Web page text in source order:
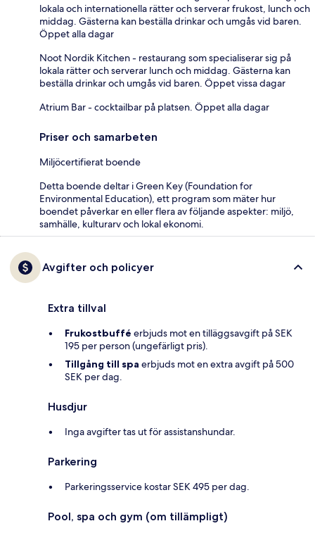
lokala och internationella rätter och serverar frukost, lunch och
middag. Gästerna kan beställa drinkar och umgås vid baren.
Öppet alla dagar
Noot Nordik Kitchen - restaurang som specialiserar sig på
lokala rätter och serverar lunch och middag. Gästerna kan
beställa drinkar och umgås vid baren. Öppet vissa dagar
Atrium Bar - cocktailbar på platsen. Öppet alla dagar
Priser och samarbeten
Miljöcertifierat boende
Detta boende deltar i Green Key (Foundation for
Environmental Education), ett program som mäter hur
boendet påverkar en eller flera av följande aspekter: miljö,
samhälle, kulturarv och lokal ekonomi.
Avgifter och policyer
Extra tillval
Frukostbuffé erbjuds mot en tilläggsavgift på SEK
195 per person (ungefärligt pris).
Tillgång till spa erbjuds mot en extra avgift på 500
SEK per dag.
Husdjur
Inga avgifter tas ut för assistanshundar.
Parkering
Parkeringsservice kostar SEK 495 per dag.
Pool, spa och gym (om tillämpligt)